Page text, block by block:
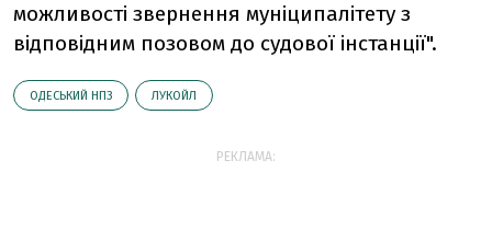
можливості звернення муніципалітету з
відповідним позовом до судової інстанції".
ОДЕСЬКИЙ НПЗ ЛУКОЙЛ
РЕКЛАМА: